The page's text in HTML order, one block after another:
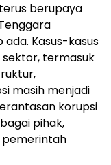
berupaya
Kasus-kasus
termasuk
masih menjadi
korupsi
pihak,
pemerintah